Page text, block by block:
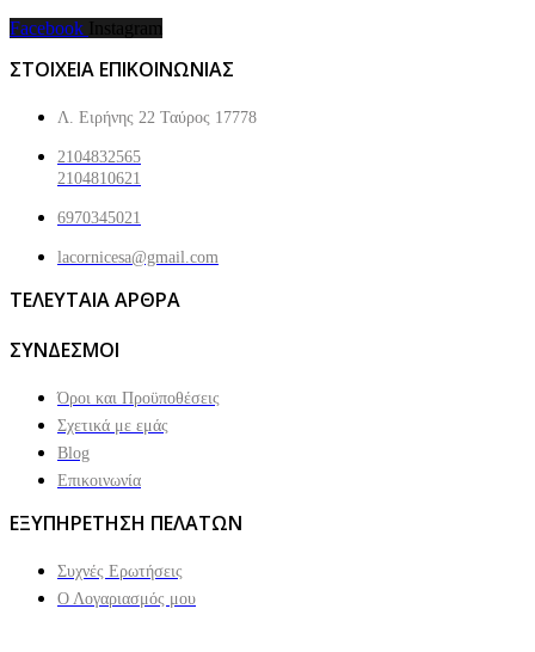
Facebook Instagram
ΣΤΟΙΧΕΙΑ ΕΠΙΚΟΙΝΩΝΙΑΣ
Λ. Ειρήνης 22 Ταύρος 17778
2104832565
2104810621
6970345021
lacornicesa@gmail.com
ΤΕΛΕΥΤΑΙΑ ΑΡΘΡΑ
ΣΥΝΔΕΣΜΟΙ
Όροι και Προϋποθέσεις
Σχετικά με εμάς
Blog
Επικοινωνία
ΕΞΥΠΗΡΕΤΗΣΗ ΠΕΛΑΤΩΝ
Συχνές Ερωτήσεις
Ο Λογαριασμός μου